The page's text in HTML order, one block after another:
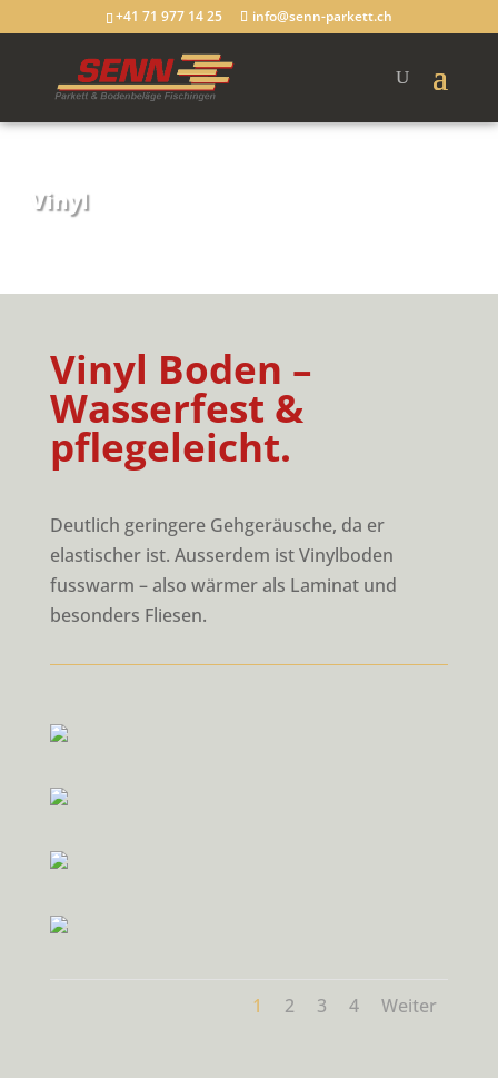
+41 71 977 14 25 info@senn-parkett.ch
Vinyl
Vinyl Boden –
Wasserfest &
pflegeleicht.
Deutlich geringere Gehgeräusche, da er
elastischer ist. Ausserdem istVinylboden
fusswarm – also wärmer als Laminat und
besonders Fliesen.
1 2 3 4 Weiter